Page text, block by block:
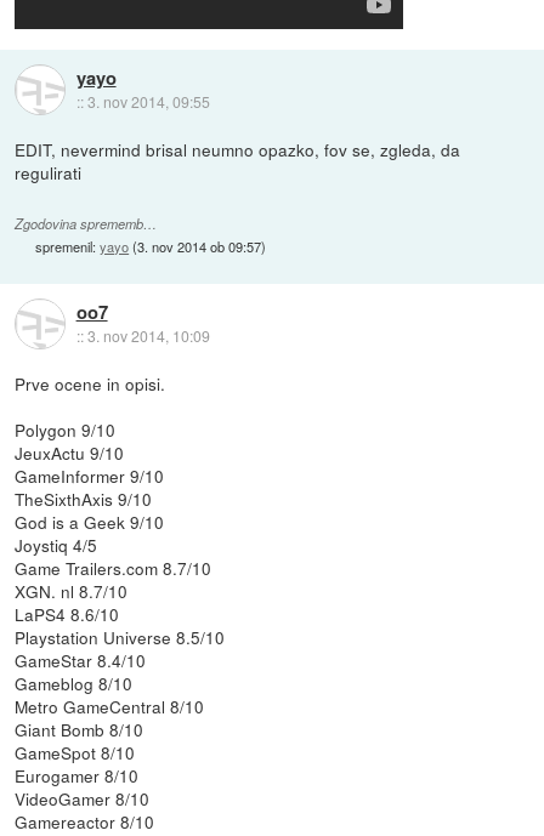
yayo
::3. nov 2014, 09:55
EDIT, nevermind brisal neumno opazko, fov se, zgleda, da
regulirati
Zgodovina sprememb…
spremenil:yayo(3. nov 2014 ob 09:57)
oo7
::3. nov 2014, 10:09
Prve ocene in opisi.
Polygon 9/10
JeuxActu 9/10
GameInformer 9/10
TheSixthAxis 9/10
God is a Geek 9/10
Joystiq 4/5
Game Trailers.com 8.7/10
XGN. nl 8.7/10
LaPS4 8.6/10
Playstation Universe 8.5/10
GameStar 8.4/10
Gameblog 8/10
Metro GameCentral 8/10
Giant Bomb 8/10
GameSpot 8/10
Eurogamer 8/10
VideoGamer 8/10
Gamereactor 8/10